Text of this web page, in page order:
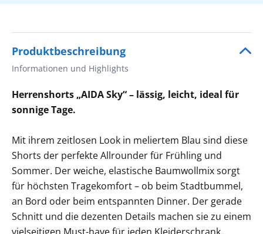
Produktbeschreibung
Informationen und Highlights
Herrenshorts „AIDA Sky“ – lässig, leicht, ideal für
sonnige Tage.
Mit ihrem zeitlosen Look in meliertem Blau sind diese
Shorts der perfekte Allrounder für Frühling und
Sommer. Der weiche, elastische Baumwollmix sorgt
für höchsten Tragekomfort – ob beim Stadtbummel,
an Bord oder beim entspannten Dinner. Der gerade
Schnitt und die dezenten Details machen sie zu einem